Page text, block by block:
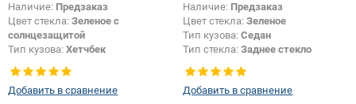
Наличие: Предзаказ
Цвет стекла: Зеленое с
солнцезащитой
Тип кузова: Хетчбек
Тип стекла: Заднее стекло
Добавить в сравнение
Наличие: Предзаказ
Цвет стекла:Зеленое
Тип кузова:Седан
Тип стекла:Заднее стекло
Добавить в сравнение